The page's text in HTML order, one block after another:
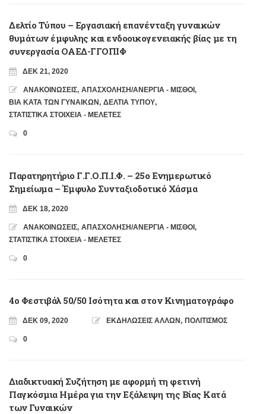
Δελτίο Τύπου – Εργασιακή επανένταξη γυναικών
θυμάτων έμφυλης και ενδοοικογενειακής βίας με τη
συνεργασία ΟΑΕΔ-ΓΓΟΠΙΦ
ΔΕΚ 21, 2020
ΑΝΑΚΟΙΝΩΣΕΙΣ, ΑΠΑΣΧΟΛΗΣΗ/ΑΝΕΡΓΙΑ - ΜΙΣΘΟΙ ,
ΒΙΑ ΚΑΤΑ ΤΩΝ ΓΥΝΑΙΚΩΝ, ΔΕΛΤΙΑ ΤΥΠΟΥ,
ΣΤΑΤΙΣΤΙΚΑ ΣΤΟΙΧΕΙΑ - ΜΕΛΕΤΕΣ
0
Παρατηρητήριο Γ.Γ.Ο.Π.Ι.Φ. – 25ο Ενημερωτικό
Σημείωμα – Έμφυλο Συνταξιοδοτικό Χάσμα
ΔΕΚ 18, 2020
ΑΝΑΚΟΙΝΩΣΕΙΣ, ΑΠΑΣΧΟΛΗΣΗ/ΑΝΕΡΓΙΑ - ΜΙΣΘΟΙ ,
ΣΤΑΤΙΣΤΙΚΑ ΣΤΟΙΧΕΙΑ - ΜΕΛΕΤΕΣ
0
4o Φεστιβάλ 50/50 Ισότητα και στον Κινηματογράφο
ΔΕΚ 09, 2020 ΕΚΔΗΛΩΣΕΙΣ ΑΛΛΩΝ, ΠΟΛΙΤΙΣΜΟΣ
0
Διαδικτυακή Συζήτηση με αφορμή τη φετινή
Παγκόσμια Ημέρα για την Εξάλειψη της Βίας Κατά
των Γυναικών